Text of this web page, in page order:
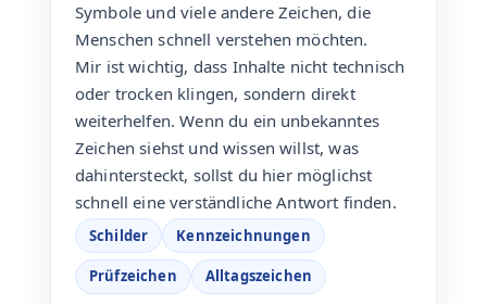
Symbole und viele andere Zeichen, die
Menschen schnell verstehen möchten.
Mir ist wichtig, dass Inhalte nicht technisch
oder trocken klingen, sondern direkt
weiterhelfen. Wenn du ein unbekanntes
Zeichen siehst und wissen willst, was
dahintersteckt, sollst du hier möglichst
schnell eine verständliche Antwort finden.
Schilder Kennzeichnungen
Prüfzeichen Alltagszeichen